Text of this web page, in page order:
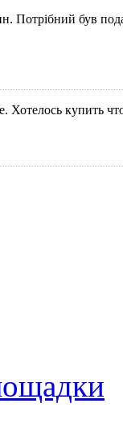
Потрібний був
купить